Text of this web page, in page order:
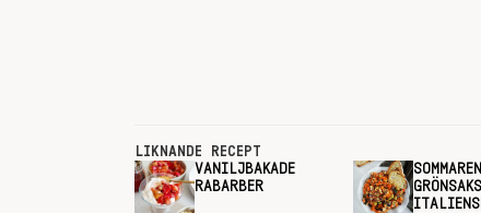
LIKNANDE RECEPT
VANILJBAKADE
RABARBER